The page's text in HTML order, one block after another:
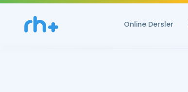
Online Dersler